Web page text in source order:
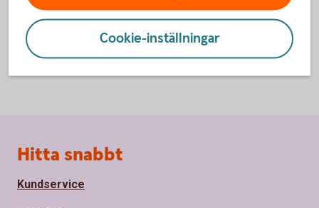
Cookie-inställningar
Sidfot
Hitta snabbt
Kundservice